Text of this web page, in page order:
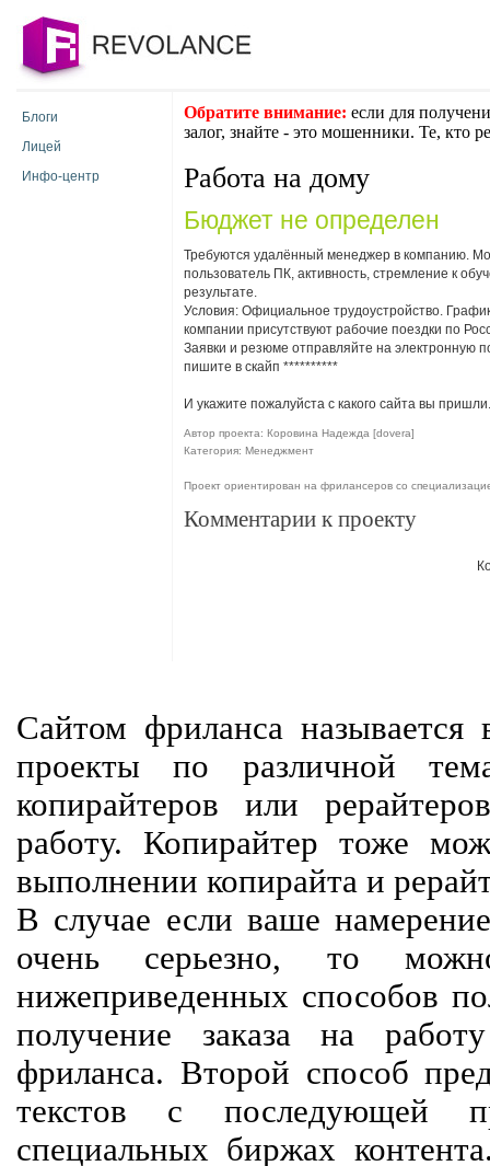
Блоги
Лицей
Инфо-центр
Обратите внимание: если для
залог, знайте - это мошенники. Те, кто
Работа на дому
Бюджет не определен
Требуются удалённый менеджер в компанию.
пользователь ПК, активность, стремление к
результате.
Условия: Официальное трудоустройство.
компании присутствуют рабочие поездки по
Заявки и резюме отправляйте на электронную
пишите в скайп **********
И укажите пожалуйста с какого сайта вы пришли.
Автор проекта: Коровина Надежда [dovera]
Категория: Менеджмент
Проект ориентирован на фрилансеров со
Комментарии к проекту
Сайтом фриланса называется
проекты по различной
копирайтеров или
работу. Копирайтер тоже
выполнении копирайта и
В случае если ваше
очень серьезно, то
нижеприведенных способов
получение заказа на
фриланса. Второй способ
текстов с последующей
специальных биржах